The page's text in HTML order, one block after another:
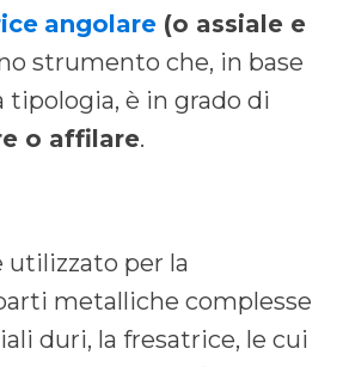
angolare (o assiale e
strumento che, in base
tipologia, è in grado di
o affilare.
per la
metalliche complesse
duri, la fresatrice, le cui